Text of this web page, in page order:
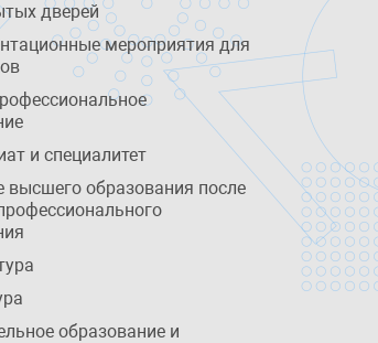
дверей
мероприятия для
и специалитет
высшего образования после
образование и